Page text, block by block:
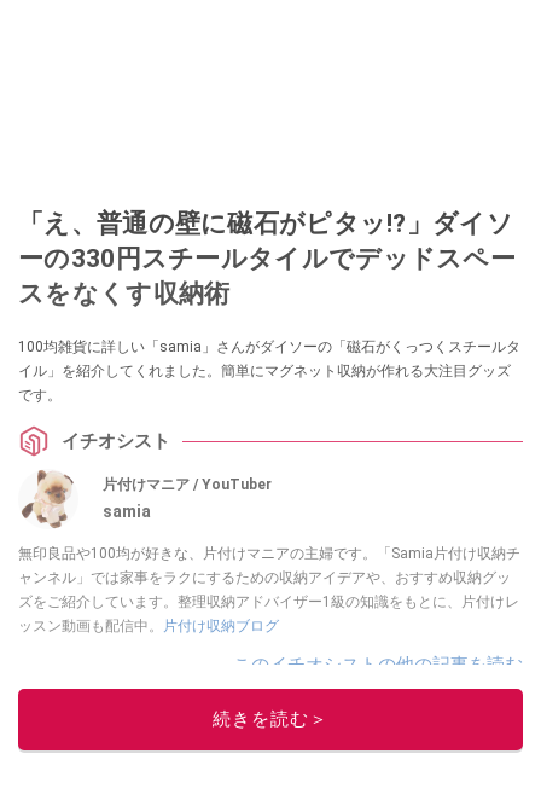
「え、普通の壁に磁石がピタッ!?」ダイソ
ーの330円スチールタイルでデッドスペー
スをなくす収納術
100均雑貨に詳しい「samia」さんがダイソーの「磁石がくっつくスチールタ
イル」を紹介してくれました。簡単にマグネット収納が作れる大注目グッズ
です。
イチオシスト
片付けマニア / YouTuber
samia
無印良品や100均が好きな、片付けマニアの主婦です。「Samia片付け収納チ
ャンネル」では家事をラクにするための収納アイデアや、おすすめ収納グッ
ズをご紹介しています。整理収納アドバイザー1級の知識をもとに、片付けレ
ッスン動画も配信中。
片付け収納ブログ
このイチオシストの他の記事を読む
続きを読む＞